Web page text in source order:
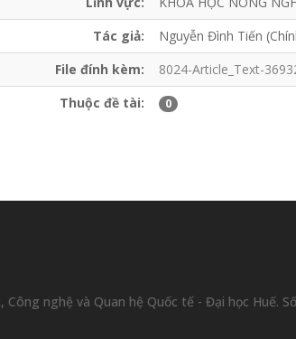
Tác giả:
Nguyễn Đình Tiến
File đính kèm:
8024-Article_Text-
Thuộc đề tài:
0
Công nghệ và Quan hệ Quốc tế - Đại học Huế.